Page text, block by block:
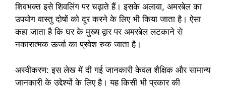
शिवभक्त इसे शिवलिंग पर चढ़ाते हैं। इसके अलावा, अमरबेल का
उपयोग वास्तु दोषों को दूर करने के लिए भी किया जाता है। ऐसा
कहा जाता है कि घर के मुख्य द्वार पर अमरबेल लटकाने से
नकारात्मक ऊर्जा का प्रवेश रुक जाता है।
अस्वीकरण: इस लेख में दी गई जानकारी केवल शैक्षिक और सामान्य
जानकारी के उद्देश्यों के लिए है। यह किसी भी प्रकार की